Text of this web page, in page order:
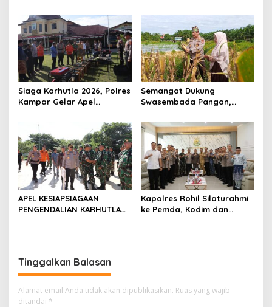
Pekanbaru Bersama Dinas
Lingkungan Hidup Kota
Pekanbaru dan Tim Pakar
Warga Pulau Jambu Kuok
Siaga Karhutla 2026, Polres
Kampar Gelar Apel
Terkait
Semangat Dukung
Swasembada Pangan,
Langsung Panen Jagung di
Sendayan
APEL KESIAPSIAGAAN
PENGENDALIAN KARHUTLA
NINO
Kapolres Rohil Silaturahmi
ke Pemda, Kodim dan
Tinggalkan Balasan
Alamat email Anda tidak akan dipublikasikan. Ruas yang wajib
ditandai *